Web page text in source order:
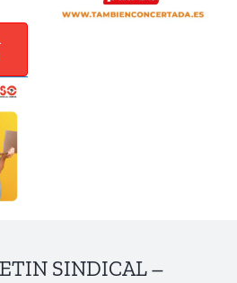
SINDICAL –